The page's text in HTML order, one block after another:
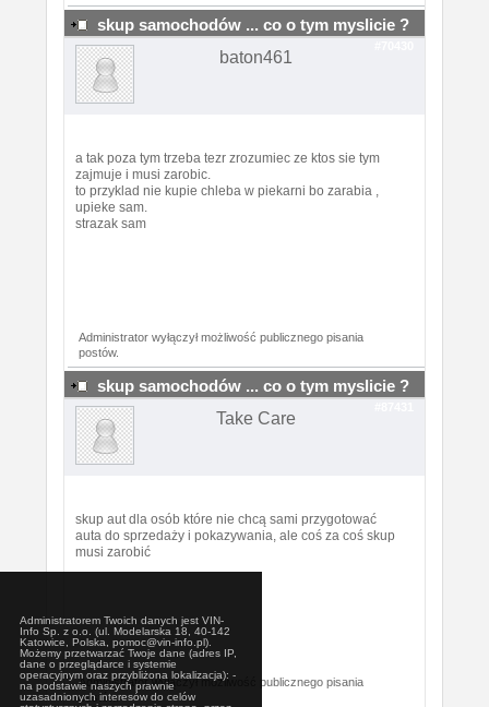
Administratorem Twoich danych jest VIN-
Info Sp. z o.o. (ul. Modelarska 18, 40-142
Katowice, Polska, pomoc@vin-info.pl).
Możemy przetwarzać Twoje dane (adres IP,
dane o przeglądarce i systemie
operacyjnym oraz przybliżona lokalizacja): -
na podstawie naszych prawnie
uzasadnionych interesów do celów
skup samochodów ... co o tym myslicie ?
baton461
a tak poza tym trzeba tezr zrozumiec ze ktos sie tym
zajmuje i musi zarobic.
to przyklad nie kupie chleba w piekarni bo zarabia ,
upieke sam.
strazak sam
Administrator wyłączył możliwość publicznego pisania
postów.
skup samochodów ... co o tym myslicie ?
Take Care
skup aut dla osób które nie chcą sami przygotować
auta do sprzedaży i pokazywania, ale coś za coś skup
musi zarobić
Administrator wyłączył możliwość publicznego pisania
postów.